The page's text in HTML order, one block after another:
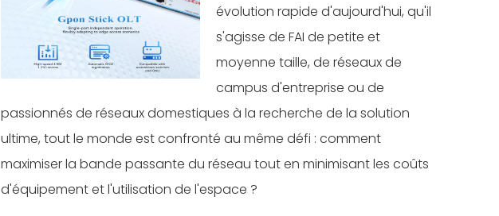
évolution rapide d'aujourd'hui, qu'il
s'agisse de FAI de petite et
moyenne taille, de réseaux de
campus d'entreprise ou de
passionnés de réseaux domestiques à la recherche de la solution
ultime, tout le monde est confronté au même défi : comment
maximiser la bande passante du réseau tout en minimisant les coûts
d'équipement et l'utilisation de l'espace ?